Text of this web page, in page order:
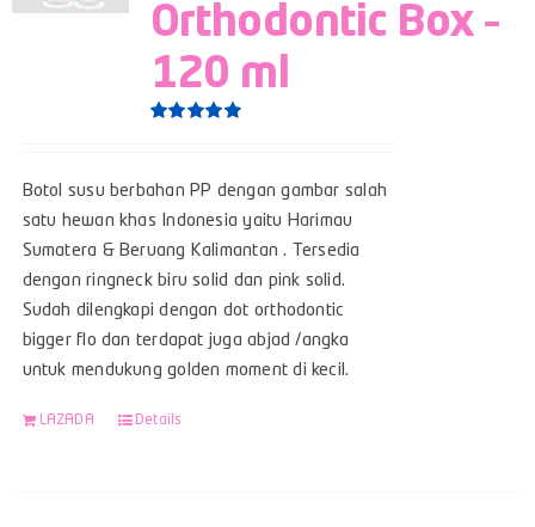
Orthodontic Box –
120 ml
Botol susu berbahan PP dengan gambar salah
satu hewan khas Indonesia yaitu Harimau
Sumatera & Beruang Kalimantan . Tersedia
dengan ringneck biru solid dan pink solid.
Sudah dilengkapi dengan dot orthodontic
bigger flo dan terdapat juga abjad /angka
untuk mendukung golden moment di kecil.
LAZADA Details